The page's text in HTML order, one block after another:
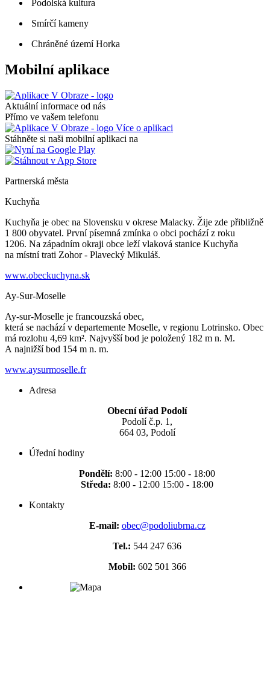
Podolská kultura
Smírčí kameny
Chráněné území Horka
Mobilní aplikace
Aktuální informace od nás
Přímo ve vašem telefonu
Více o aplikaci
Stáhněte si naši mobilní aplikaci na
Partnerská města
Kuchyňa
Kuchyňa je obec na Slovensku v okrese Malacky. Žije zde přibližně
1 800 obyvatel. První písemná zmínka o obci pochází z roku
1206. Na západním okraji obce leží vlaková stanice Kuchyňa
na místní trati Zohor - Plavecký Mikuláš.
www.obeckuchyna.sk
Ay-Sur-Moselle
Ay-sur-Moselle je francouzská obec,
která se nachází v departemente Moselle, v regionu Lotrinsko. Obec
má rozlohu 4,69 km². Najvyšší bod je položený 182 m n. M.
A najnižší bod 154 m n. m.
www.aysurmoselle.fr
Adresa
Obecní úřad Podolí
Podolí č.p. 1,
664 03, Podolí
Úřední hodiny
Pondělí: 8:00 - 12:00 15:00 - 18:00
Středa: 8:00 - 12:00 15:00 - 18:00
Kontakty
E-mail: obec@podoliubrna.cz
Tel.: 544 247 636
Mobil: 602 501 366